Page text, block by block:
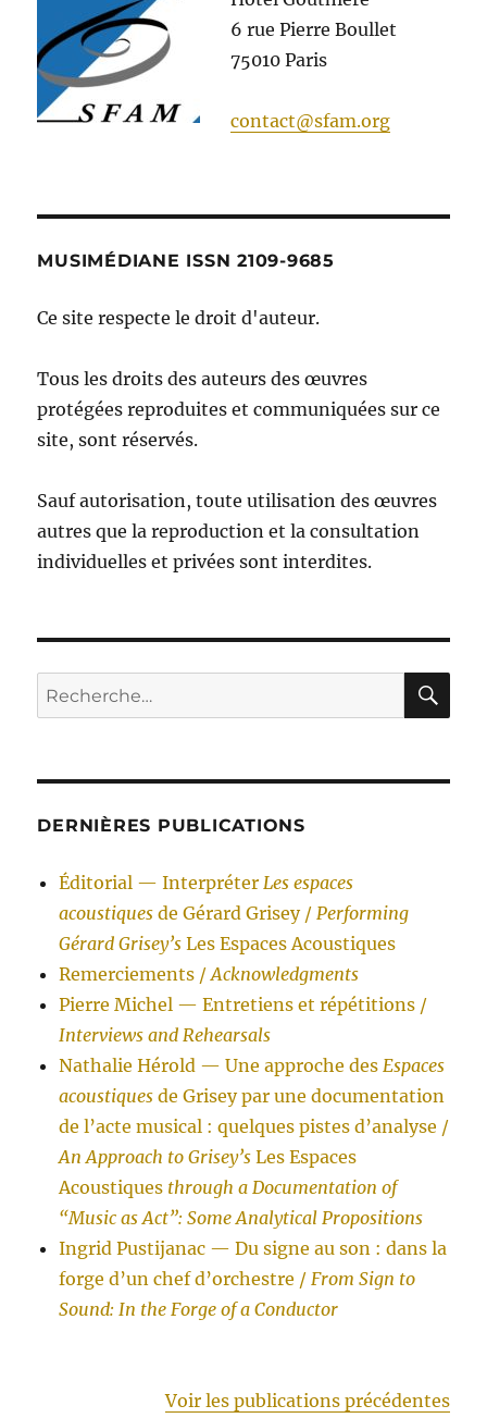
6 rue Pierre Boullet
75010 Paris
contact@sfam.org
MUSIMÉDIANE ISSN 2109-9685
Ce site respecte le droit d'auteur.
Tous les droits des auteurs des œuvres
protégées reproduites et communiquées sur ce
site, sont réservés.
Sauf autorisation, toute utilisation des œuvres
autres que la reproduction et la consultation
individuelles et privées sont interdites.
Recherche
pour :
DERNIÈRES PUBLICATIONS
Éditorial — InterpréterLes espaces
acoustiques de Gérard Grisey /Performing
Gérard Grisey’sLes Espaces Acoustiques
Remerciements /Acknowledgments
Pierre Michel — Entretiens et répétitions /
Interviews and Rehearsals
Nathalie Hérold — Une approche desEspaces
acoustiques de Grisey par une documentation
de l’acte musical : quelques pistes d’analyse /
An Approach to Grisey’s Les Espaces
Acoustiques through a Documentation of
“Music as Act”: Some Analytical Propositions
Ingrid Pustijanac — Du signe au son : dans la
forge d’un chef d’orchestre /From Sign to
Sound: In the Forge of a Conductor
Voir les publications précédentes